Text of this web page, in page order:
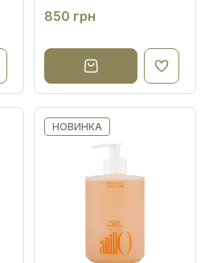
850 грн
НОВИНКА